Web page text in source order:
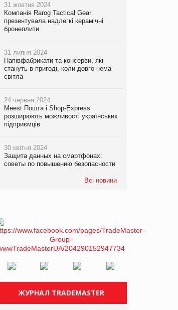
31 жовтня 2024
Компанія Rarog Tactical Gear
презентувала надлегкі керамічні
бронеплити
31 липня 2024
Напівфабрикати та консерви, які
стануть в пригоді, коли довго нема
світла
24 червня 2024
Meest Пошта і Shop-Express
розширюють можливості українських
підприємців
30 квітня 2024
Защита данных на смартфонах:
советы по повышению безопасности
Всі новини
ЖУРНАЛ TRADEMASTER